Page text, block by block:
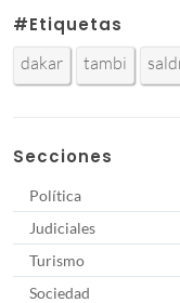
#Etiquetas
dakar tambi
Secciones
Política
Judiciales
Turismo
Sociedad